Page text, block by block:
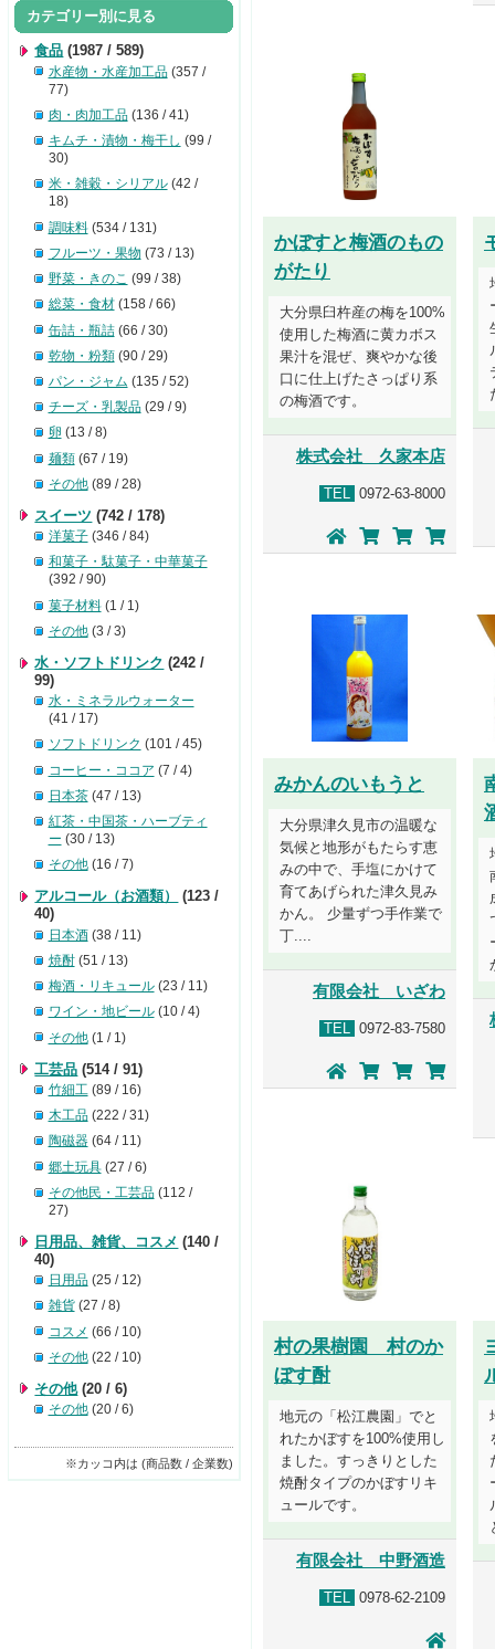
かぼすと梅酒のもの
がたり
大分県臼杵産の梅を100%
使用した梅酒に黄カボス
果汁を混ぜ、爽やかな後
口に仕上げたさっぱり系
の梅酒です。
株式会社 久家本店
TEL 0972-63-8000
みかんのいもうと
大分県津久見市の温暖な
気候と地形がもたらす恵
みの中で、手塩にかけて
育てあげられた津久見み
かん。 少量ずつ手作業で
丁....
有限会社 いざわ
TEL 0972-83-7580
村の果樹園 村のか
ぼす酎
地元の「松江農園」でと
れたかぼすを100%使用し
ました。すっきりとした
焼酎タイプのかぼすリキ
ュールです。
有限会社 中野酒造
TEL 0978-62-2109
カテゴリー別に見る
食品 (1987 / 589)
水産物・水産加工品(357 /
77)
肉・肉加工品(136 / 41)
キムチ・漬物・梅干し (99 /
30)
米・雑穀・シリアル(42 /
18)
調味料(534 / 131)
フルーツ・果物 (73 / 13)
野菜・きのこ (99 / 38)
総菜・食材(158 / 66)
缶詰・瓶詰(66 / 30)
乾物・粉類(90 / 29)
パン・ジャム (135 / 52)
チーズ・乳製品(29 / 9)
卵 (13 / 8)
麺類(67 / 19)
その他(89 / 28)
スイーツ (742 / 178)
洋菓子(346 / 84)
和菓子・駄菓子・中華菓子
(392 / 90)
菓子材料(1 / 1)
その他(3 / 3)
水・ソフトドリンク (242 /
99)
水・ミネラルウォーター
(41 / 17)
ソフトドリンク (101 / 45)
コーヒー・ココア (7 / 4)
日本茶(47 / 13)
紅茶・中国茶・ハーブティ
ー (30 / 13)
その他(16 / 7)
アルコール（お酒類）
(123 /
40)
日本酒(38 / 11)
焼酎(51 / 13)
梅酒・リキュール(23 / 11)
ワイン・地ビール(10 / 4)
その他(1 / 1)
工芸品 (514 / 91)
竹細工(89 / 16)
木工品(222 / 31)
陶磁器(64 / 11)
郷土玩具(27 / 6)
その他民・工芸品(112 /
27)
日用品、雑貨、コスメ (140 /
40)
日用品(25 / 12)
雑貨(27 / 8)
コスメ (66 / 10)
その他(22 / 10)
その他(20 / 6)
その他(20 / 6)
※カッコ内は (商品数 / 企業数)